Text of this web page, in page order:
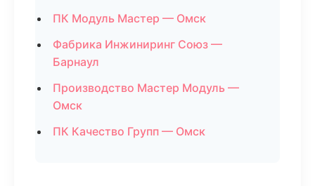
ПК Модуль Мастер — Омск
Фабрика Инжиниринг Союз —
Барнаул
Производство Мастер Модуль —
Омск
ПК Качество Групп — Омск